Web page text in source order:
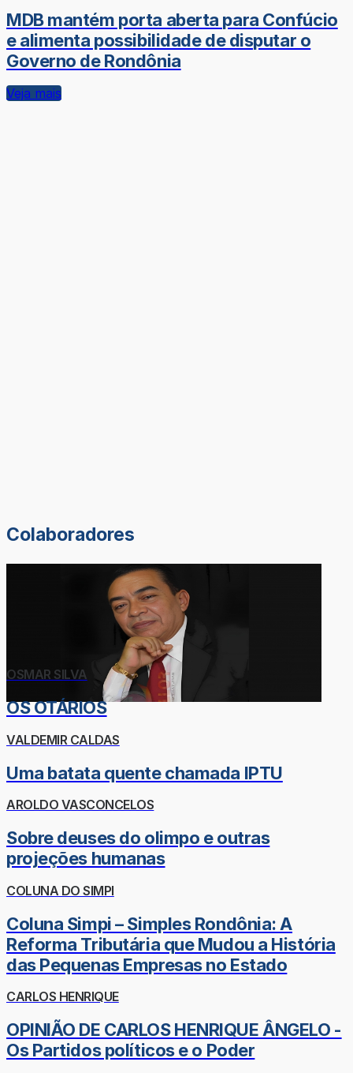
MDB mantém porta aberta para Confúcio
e alimenta possibilidade de disputar o
Governo de Rondônia
Veja mais
Colaboradores
OSMAR SILVA
OS OTÁRIOS
VALDEMIR CALDAS
Uma batata quente chamada IPTU
AROLDO VASCONCELOS
Sobre deuses do olimpo e outras
projeções humanas
COLUNA DO SIMPI
Coluna Simpi – Simples Rondônia: A
Reforma Tributária que Mudou a História
das Pequenas Empresas no Estado
CARLOS HENRIQUE
OPINIÃO DE CARLOS HENRIQUE ÂNGELO -
Os Partidos políticos e o Poder